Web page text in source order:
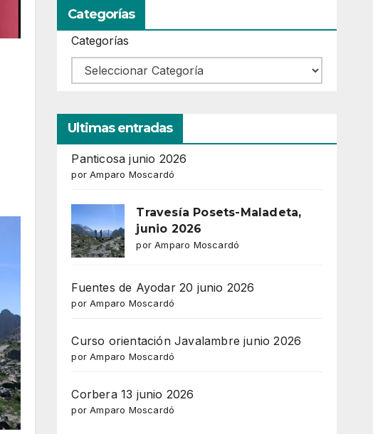
Categorías
Categorías
Ultimas entradas
Panticosa junio 2026
por Amparo Moscardó
Travesía Posets-Maladeta,
junio 2026
por Amparo Moscardó
Fuentes de Ayodar 20 junio 2026
por Amparo Moscardó
Curso orientación Javalambre junio 2026
por Amparo Moscardó
Corbera 13 junio 2026
por Amparo Moscardó